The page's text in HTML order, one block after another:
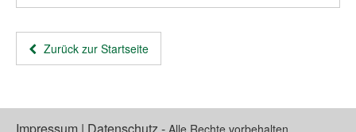
Zurück zur Startseite
Alle Rechte vorbehalten